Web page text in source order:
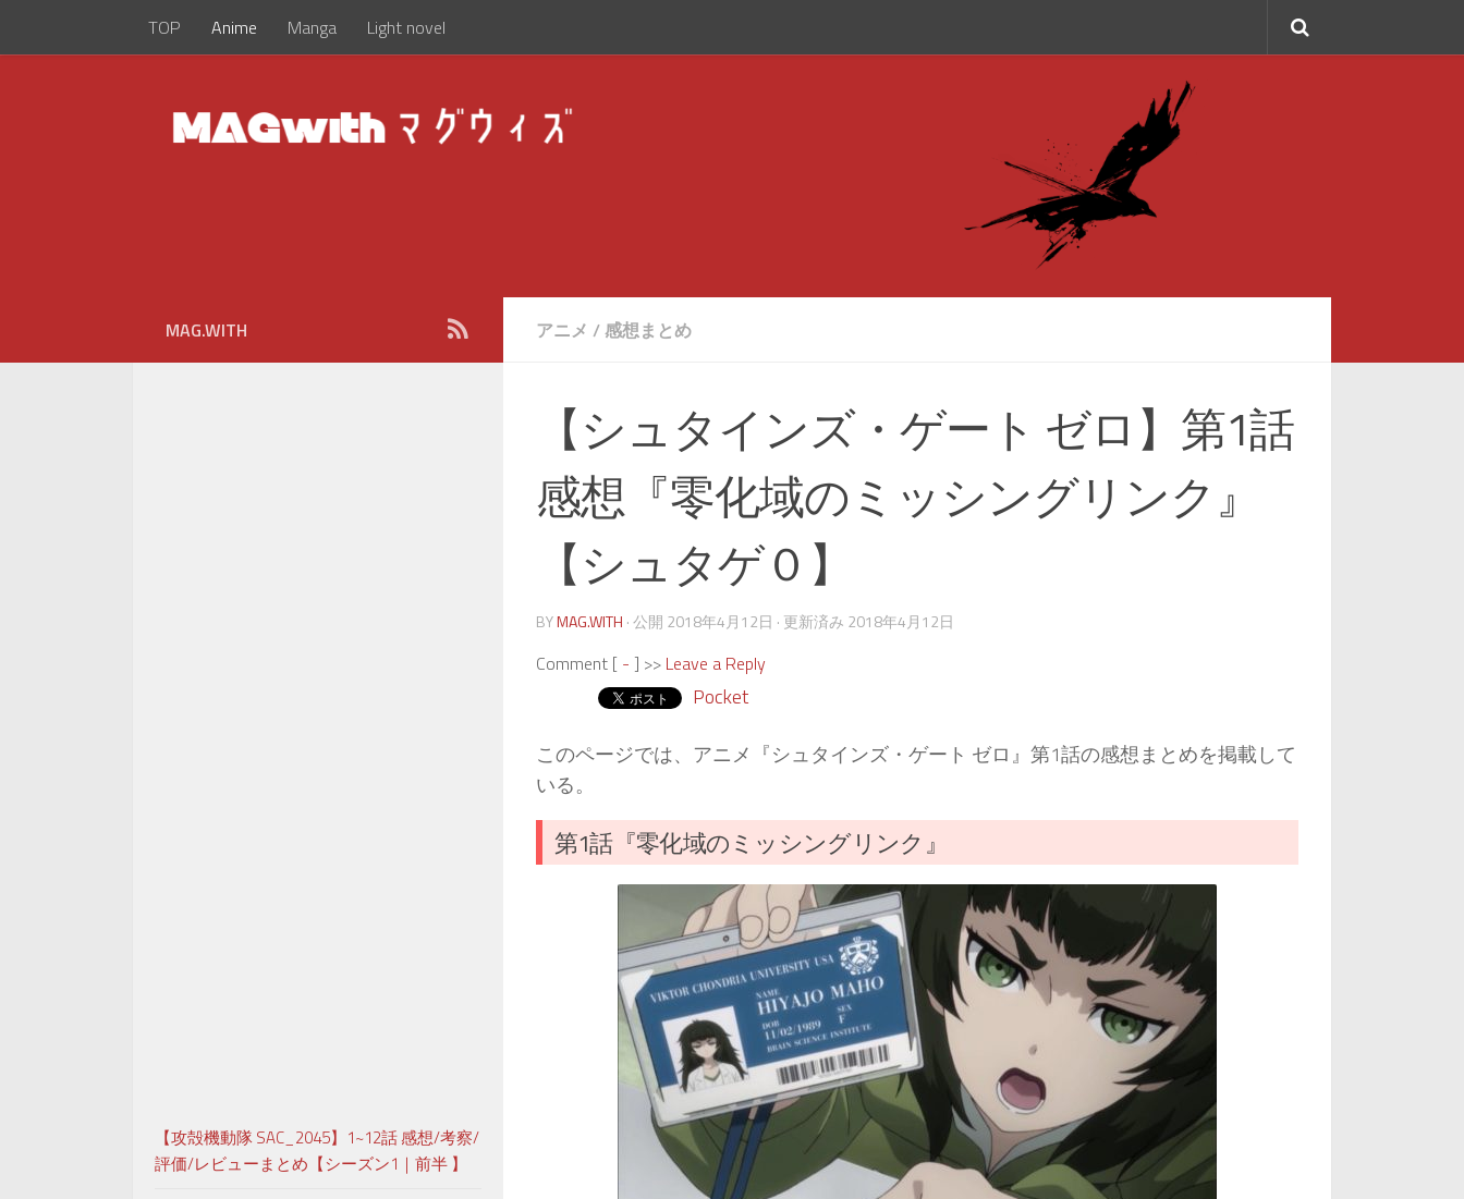
TOP Anime Manga Light novel
アニメ /感想まとめ
【シュタインズ・ゲート ゼロ】第1話
感想『零化域のミッシングリンク』
【シュタゲ０】
BYMAG.WITH · 公開 2018年4月12日 · 更新済み 2018年4月12日
Comment [ - ] >> Leave a Reply
Pocket
このページでは、アニメ『シュタインズ・ゲート ゼロ』第1話の感想まとめを掲載して
いる。
第1話『零化域のミッシングリンク』
MAG.WITH
【攻殻機動隊 SAC_2045】1~12話 感想/考察/
評価/レビューまとめ【シーズン1｜前半 】